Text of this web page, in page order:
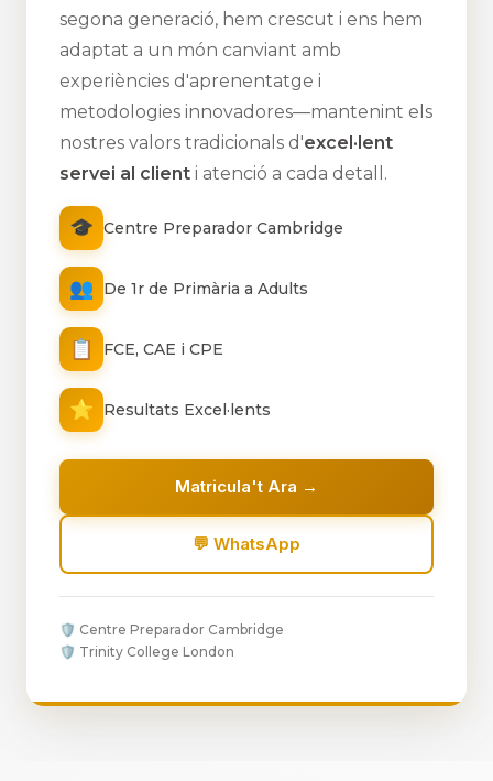
segona generació, hem crescut i ens hem
adaptat a un món canviant amb
experiències d'aprenentatge i
metodologies innovadores—mantenint els
nostres valors tradicionals d'excel·lent
servei al client i atenció a cada detall.
🎓 Centre Preparador Cambridge
👥 De 1r de Primària a Adults
📋 FCE, CAE i CPE
⭐ Resultats Excel·lents
Matricula't Ara →
💬 WhatsApp
🛡️ Centre Preparador Cambridge
🛡️ Trinity College London